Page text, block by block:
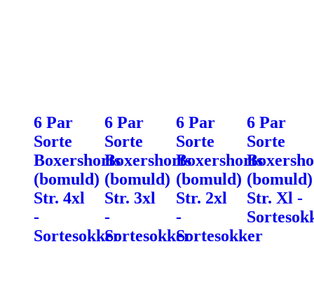
6 Par
Sorte
Boxershorts
(bomuld)
Str. 4xl
-
Sortesokker
6 Par
Sorte
Boxershorts
(bomuld)
Str. 3xl
-
Sortesokker
6 Par
Sorte
Boxershorts
(bomuld)
Str. 2xl
-
Sortesokker
6 Par
Sorte
(bomuld)
Str. Xl -